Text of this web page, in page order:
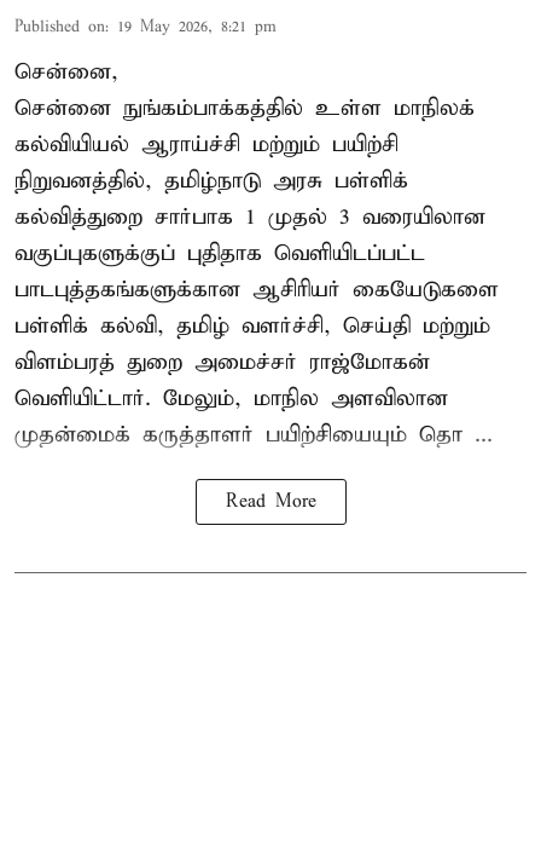
Published on: 19 May 2026, 8:21 pm
சென்னை,
சென்னை நுங்கம்பாக்கத்தில் உள்ள மாநிலக்
கல்வியியல் ஆராய்ச்சி மற்றும் பயிற்சி
நிறுவனத்தில், தமிழ்நாடு அரசு பள்ளிக்
கல்வித்துறை சார்பாக 1 முதல் 3 வரையிலான
வகுப்புகளுக்குப் புதிதாக வெளியிடப்பட்ட
பாடபுத்தகங்களுக்கான ஆசிரியர் கையேடுகளை
பள்ளிக் கல்வி, தமிழ் வளர்ச்சி, செய்தி மற்றும்
விளம்பரத் துறை அமைச்சர் ராஜ்மோகன்
வெளியிட்டார். மேலும், மாநில அளவிலான
முதன்மைக் கருத்தாளர் பயிற்சியையும் தொ ...
Read More